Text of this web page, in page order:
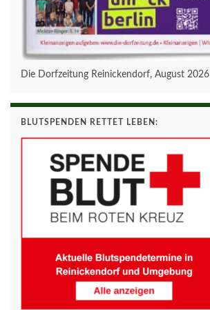
Die Dorfzeitung Reinickendorf, August 2026
BLUTSPENDEN RETTET LEBEN: